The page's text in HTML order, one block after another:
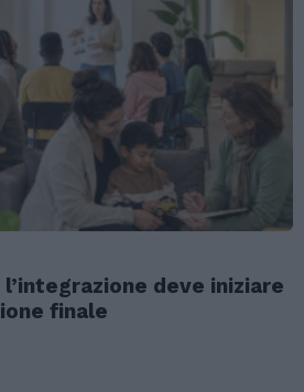
deve iniziare
finale